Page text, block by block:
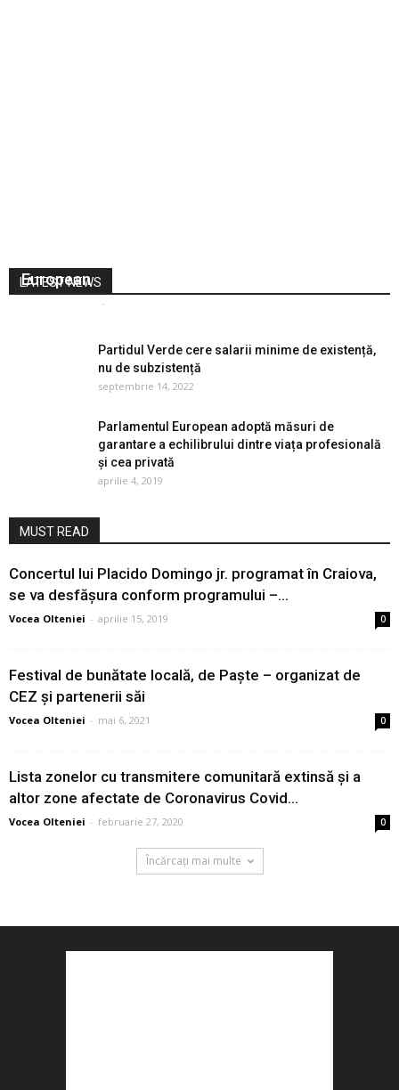
LATEST NEWS
European
-
Partidul Verde cere salarii minime de existență,
nu de subzistență
septembrie 14, 2022
Parlamentul European adoptă măsuri de
garantare a echilibrului dintre viața profesională
și cea privată
aprilie 4, 2019
MUST READ
Concertul lui Placido Domingo jr. programat în Craiova,
se va desfășura conform programului –...
Vocea Olteniei - aprilie 15, 2019 0
Festival de bunătate locală, de Paște – organizat de
CEZ și partenerii săi
Vocea Olteniei - mai 6, 2021 0
Lista zonelor cu transmitere comunitară extinsă şi a
altor zone afectate de Coronavirus Covid...
Vocea Olteniei - februarie 27, 2020 0
Încărcați mai multe